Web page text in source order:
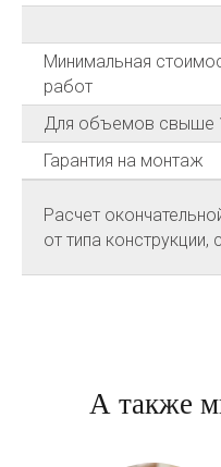
Минимальная
работ
Для объемов свыше
Гарантия на монтаж
Расчет
от типа
А также